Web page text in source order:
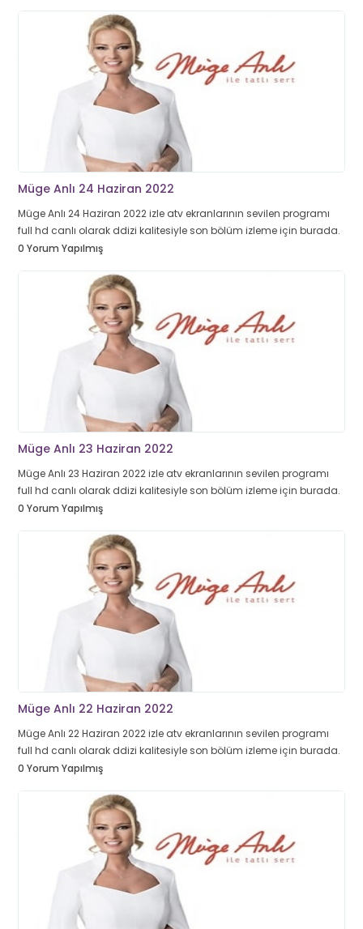
Müge Anlı 24 Haziran 2022
Müge Anlı 24 Haziran 2022 izle atv ekranlarının sevilen programı
full hd canlı olarak ddizi kalitesiyle son bölüm izleme için burada.
0 Yorum Yapılmış
Müge Anlı 23 Haziran 2022
Müge Anlı 23 Haziran 2022 izle atv ekranlarının sevilen programı
full hd canlı olarak ddizi kalitesiyle son bölüm izleme için burada.
0 Yorum Yapılmış
Müge Anlı 22 Haziran 2022
Müge Anlı 22 Haziran 2022 izle atv ekranlarının sevilen programı
full hd canlı olarak ddizi kalitesiyle son bölüm izleme için burada.
0 Yorum Yapılmış